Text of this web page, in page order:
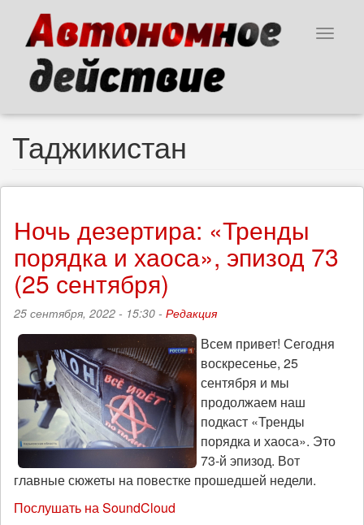
основному
содержанию
Toggle
Таджикистан
Ночь дезертира: «Тренды
порядка и хаоса», эпизод 73
(25 сентября)
25 сентября, 2022 - 15:30 - Редакция
Всем привет! Сегодня
воскресенье, 25
сентября и мы
продолжаем наш
подкаст «Тренды
порядка и хаоса». Это
73-й эпизод. Вот
главные сюжеты на повестке прошедшей недели.
Послушать на SoundCloud